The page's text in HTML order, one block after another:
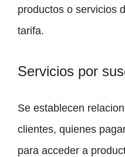
productos o servicios
tarifa.
Servicios por
Se establecen
clientes, quienes
para acceder a